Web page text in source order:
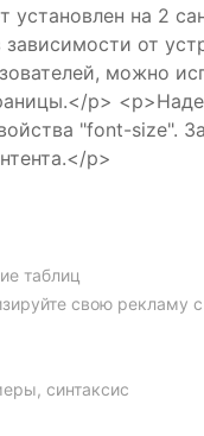
установлен на 2
от
можно
p>
"font-size".
p>
таблиц
свою рекламу
синтаксис